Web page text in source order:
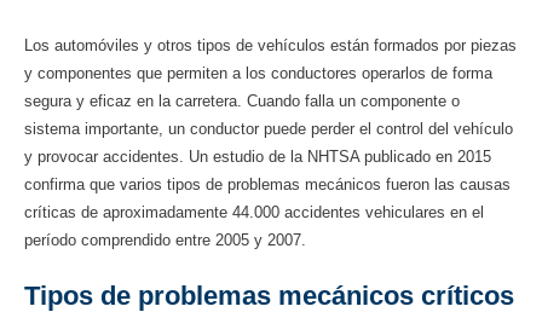
Los automóviles y otros tipos de vehículos están formados por piezas
y componentes que permiten a los conductores operarlos de forma
segura y eficaz en la carretera. Cuando falla un componente o
sistema importante, un conductor puede perder el control del vehículo
y provocar accidentes. Un estudio de la NHTSA publicado en 2015
confirma que varios tipos de problemas mecánicos fueron las causas
críticas de aproximadamente 44.000 accidentes vehiculares en el
período comprendido entre 2005 y 2007.
Tipos de problemas mecánicos críticos